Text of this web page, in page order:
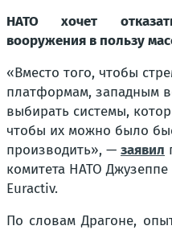
НАТО хочет
вооружения в пользу
«Вместо того, чтобы
платформам, западным
выбирать системы,
чтобы их можно было
производить», — заявил
комитета НАТО
Euractiv.
По словам Драгоне,